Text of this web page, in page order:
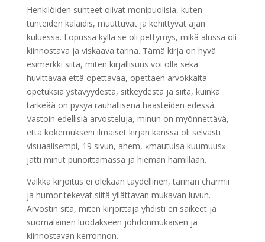
Henkilöiden suhteet olivat monipuolisia, kuten
tunteiden kalaidis, muuttuvat ja kehittyvät ajan
kuluessa. Lopussa kyllä se oli pettymys, mikä alussa oli
kiinnostava ja viskaava tarina. Tämä kirja on hyvä
esimerkki siitä, miten kirjallisuus voi olla sekä
huvittavaa että opettavaa, opettaen arvokkaita
opetuksia ystävyydestä, sitkeydestä ja siitä, kuinka
tärkeää on pysyä rauhallisena haasteiden edessä.
Vastoin edellisiä arvosteluja, minun on myönnettävä,
että kokemukseni ilmaiset kirjan kanssa oli selvästi
visuaalisempi, 19 sivun, ahem, «mautuisa kuumuus»
jätti minut punoittamassa ja hieman hämillään.
Vaikka kirjoitus ei olekaan täydellinen, tarinän charmii
ja humor tekevät siitä yllättävän mukavan luvun.
Arvostin sitä, miten kirjoittaja yhdisti eri säikeet ja
suomalainen luodakseen johdonmukaisen ja
kiinnostavan kerronnon.